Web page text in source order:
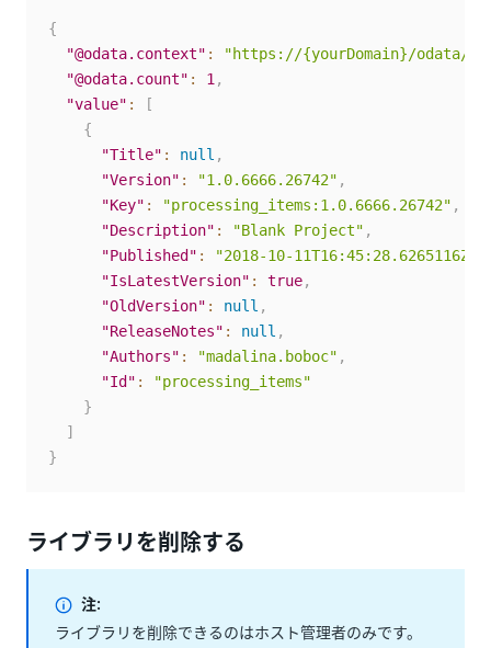
{
"@odata.context" :
"https://{yourDomain}/odata/
"@odata.count" : 1 ,
"value" :
[
{
"Title" : null ,
"Version" : "1.0.6666.26742" ,
"Key" : "processing_items:1.0.6666.26742" ,
"Description" : "Blank Project" ,
"Published" : "2018-10-11T16:45:28.6265116Z"
"IsLatestVersion" : true,
"OldVersion" : null ,
"ReleaseNotes" : null ,
"Authors" : "madalina.boboc" ,
"Id" :
"processing_items"
}
]
}
ライブラリを削除する
注:
ライブラリを削除できるのはホスト管理者のみです。